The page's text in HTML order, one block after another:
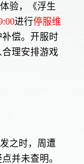
验，《浮生
进行停服维
偿。开服时
理安排游戏
之时，周遭
并未查明。